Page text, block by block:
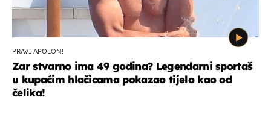
PRAVI APOLON!
Zar stvarno ima 49 godina? Legendarni sportaš
u kupaćim hlačicama pokazao tijelo kao od
čelika!